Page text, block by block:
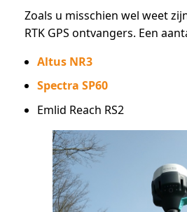
Zoals u misschien wel weet
RTK GPS ontvangers. Een
Altus NR3
Spectra SP60
Emlid Reach RS2